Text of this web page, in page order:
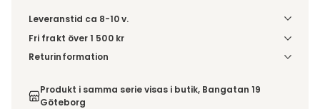
Leveranstid ca 8-10 v.
Fri frakt över 1 500 kr
Välj utförande via 'Gör dina val' för fraktinformation på din
Returinformation
inte av ångerrätten.
Produkt i samma serie visas i butik, Bangatan 19
Göteborg